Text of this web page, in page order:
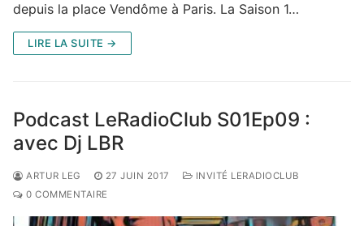
depuis la place Vendôme à Paris. La Saison 1…
LIRE LA SUITE →
Podcast LeRadioClub S01Ep09 :
avec Dj LBR
ARTUR LEG 27 JUIN 2017
INVITÉ LERADIOCLUB
0 COMMENTAIRE